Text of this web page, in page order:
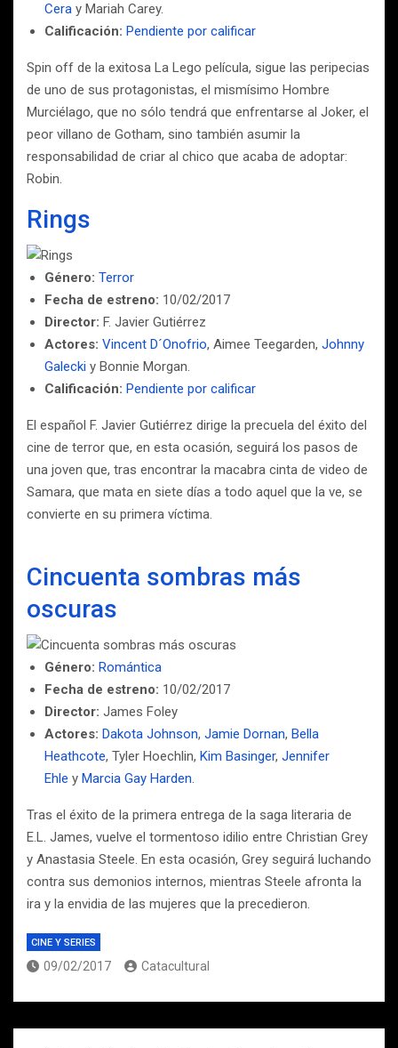
Cera y Mariah Carey.
Calificación: Pendiente por calificar
Spin off de la exitosa La Lego película, sigue las peripecias
de uno de sus protagonistas, el mismísimo Hombre
Murciélago, que no sólo tendrá que enfrentarse al Joker, el
peor villano de Gotham, sino también asumir la
responsabilidad de criar al chico que acaba de adoptar:
Robin.
Rings
Género: Terror
Fecha de estreno: 10/02/2017
Director: F. Javier Gutiérrez
Actores: Vincent D´Onofrio, Aimee Teegarden, Johnny
Galecki y Bonnie Morgan.
Calificación: Pendiente por calificar
El español F. Javier Gutiérrez dirige la precuela del éxito del
cine de terror que, en esta ocasión, seguirá los pasos de
una joven que, tras encontrar la macabra cinta de video de
Samara, que mata en siete días a todo aquel que la ve, se
convierte en su primera víctima.
Cincuenta sombras más
oscuras
Género: Romántica
Fecha de estreno: 10/02/2017
Director: James Foley
Actores: Dakota Johnson, Jamie Dornan, Bella
Heathcote, Tyler Hoechlin, Kim Basinger, Jennifer
Ehle y Marcia Gay Harden.
Tras el éxito de la primera entrega de la saga literaria de
E.L. James, vuelve el tormentoso idilio entre Christian Grey
y Anastasia Steele. En esta ocasión, Grey seguirá luchando
contra sus demonios internos, mientras Steele afronta la
ira y la envidia de las mujeres que la precedieron.
CINE Y SERIES
09/02/2017 Catacultural